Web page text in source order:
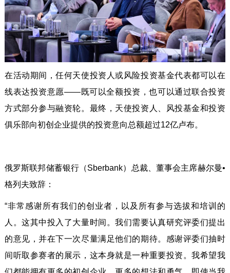
在活动期间，任何天使投资人或风险投资基金代表都可以在
线表达投资意愿——既可以全额投资，也可以通过联合投资
方式部分参与融资轮。最终，天使投资人、风投基金和投资
俱乐部向初创企业提供的投资意向总额超过12亿卢布。
俄罗斯联邦储蓄银行（Sberbank）总裁、董事会主席赫尔曼•
格列夫致辞：
“非常感谢所有我们的创业者，以及所有参与选拔和培训的
人。这其中投入了大量时间。我们需要认真研究评委们提出
的意见，并在下一次尽量满足他们的期待。感谢评委们抽时
间听取参赛者的展示，这本身就是一种重要投资。我希望我